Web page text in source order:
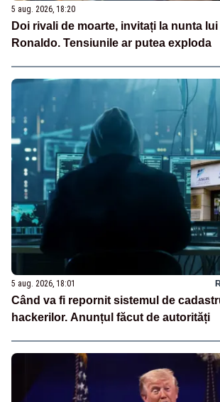
5 aug. 2026, 18:20
Doi rivali de moarte, invitați la nunta
Ronaldo. Tensiunile ar putea exploda
5 aug. 2026, 18:01
Când va fi repornit sistemul de
hackerilor. Anunțul făcut de autorități